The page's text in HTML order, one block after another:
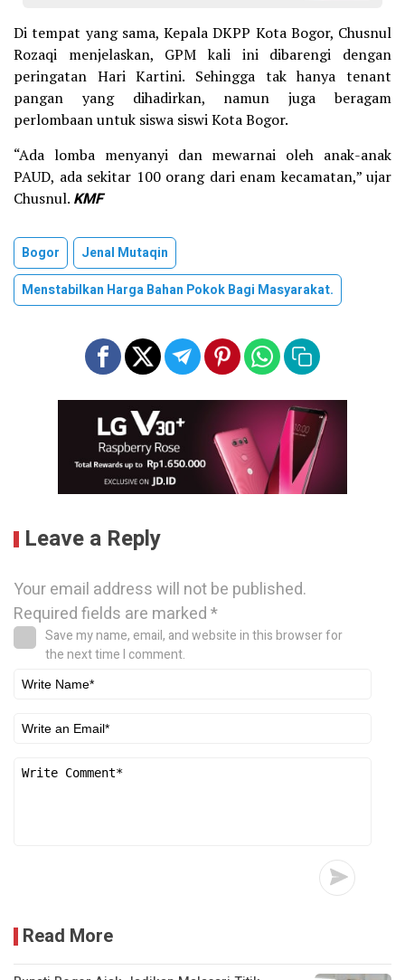
Di tempat yang sama, Kepala DKPP Kota Bogor, Chusnul
Rozaqi menjelaskan, GPM kali ini dibarengi dengan
peringatan Hari Kartini. Sehingga tak hanya tenant
pangan yang dihadirkan, namun juga beragam
perlombaan untuk siswa siswi Kota Bogor.
“Ada lomba menyanyi dan mewarnai oleh anak-anak
PAUD, ada sekitar 100 orang dari enam kecamatan,” ujar
Chusnul. KMF
Bogor
Jenal Mutaqin
Menstabilkan Harga Bahan Pokok Bagi Masyarakat.
Leave a Reply
Your email address will not be published.
Required fields are marked*
Save my name, email, and website in this browser for
the next time I comment.
Read More